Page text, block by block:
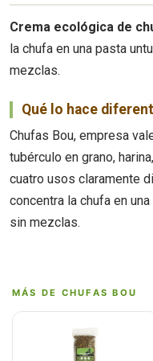
Crema ecológica de
la chufa en una pasta
mezclas.
Qué lo hace
Chufas Bou, empresa
tubérculo en grano,
cuatro usos claramente
concentra la chufa en
sin mezclas.
MÁS DE CHUFAS BOU